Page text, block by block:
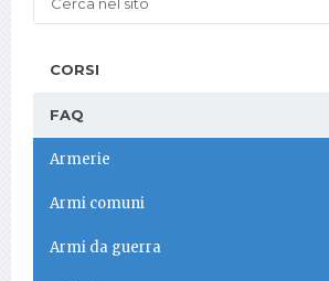
CORSI
FAQ
Armerie
Armi comuni
Armi da guerra